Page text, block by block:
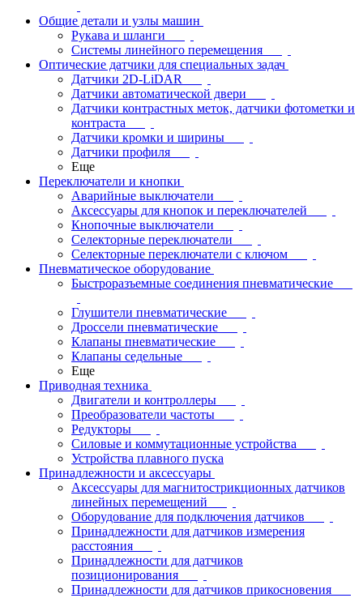
Общие детали и узлы машин
Рукава и шланги
Системы линейного перемещения
Оптические датчики для специальных задач
Датчики 2D-LiDAR
Датчики автоматической двери
Датчики контрастных меток, датчики фотометки и
контраста
Датчики кромки и ширины
Датчики профиля
Еще
Переключатели и кнопки
Аварийные выключатели
Аксессуары для кнопок и переключателей
Кнопочные выключатели
Селекторные переключатели
Селекторные переключатели с ключом
Пневматическое оборудование
Быстроразъемные соединения пневматические
Глушители пневматические
Дроссели пневматические
Клапаны пневматические
Клапаны седельные
Еще
Приводная техника
Двигатели и контроллеры
Преобразователи частоты
Редукторы
Силовые и коммутационные устройства
Устройства плавного пуска
Принадлежности и аксессуары
Аксессуары для магнитострикционных датчиков
линейных перемещений
Оборудование для подключения датчиков
Принадлежности для датчиков измерения
расстояния
Принадлежности для датчиков
позиционирования
Принадлежности для датчиков прикосновения